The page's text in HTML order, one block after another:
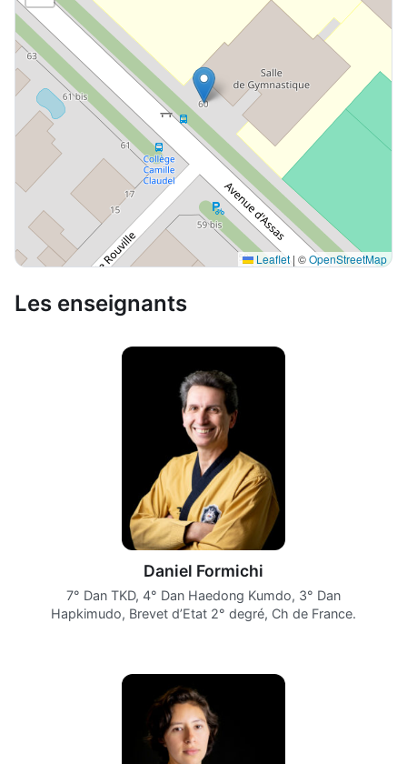
Leaflet | ©OpenStreetMap
Les enseignants
Daniel Formichi
7° Dan TKD, 4° Dan Haedong Kumdo, 3° Dan
Hapkimudo, Brevet d’Etat 2° degré, Ch de France.